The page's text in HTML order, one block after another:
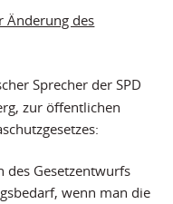
Änderung des
Sprecher der SPD
zur öffentlichen
des Gesetzentwurfs
wenn man die